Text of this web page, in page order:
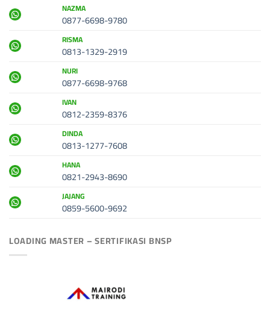
NAZMA
0877-6698-9780
RISMA
0813-1329-2919
NURI
0877-6698-9768
IVAN
0812-2359-8376
DINDA
0813-1277-7608
HANA
0821-2943-8690
JAJANG
0859-5600-9692
LOADING MASTER – SERTIFIKASI BNSP